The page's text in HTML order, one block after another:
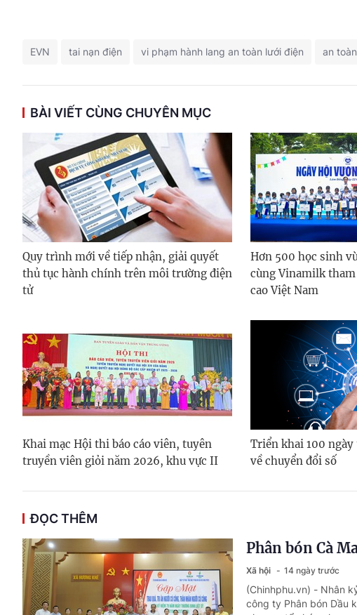
EVN tai nạn điện vi phạm hành lang an toàn lưới điện an
BÀI VIẾT CÙNG CHUYÊN MỤC
Quy trình mới về tiếp nhận, giải quyết
thủ tục hành chính trên môi trường điện
tử
Hơn 500 học sinh
cùng Vinamilk
cao Việt Nam
Khai mạc Hội thi báo cáo viên, tuyên
truyền viên giỏi năm 2026, khu vực II
Triển khai 100
về chuyển đổi số
ĐỌC THÊM
Phân bón Cà
Xã hội 14 ngày trước
(Chinhphu.vn) - Nhân
công ty Phân bón Dầu